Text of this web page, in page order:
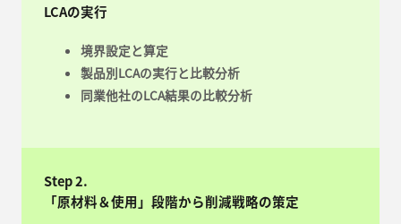
LCAの実行
境界設定と算定
製品別LCAの実行と比較分析
同業他社のLCA結果の比較分析
Step 2.
「原材料＆使用」段階から削減戦略の策定